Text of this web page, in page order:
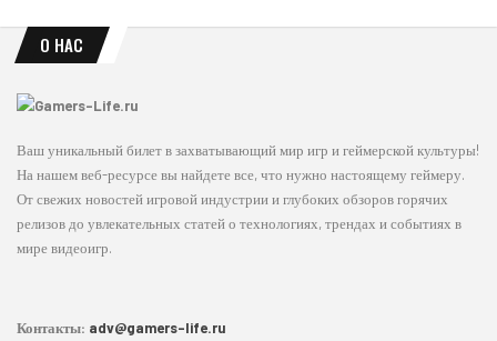
О НАС
Ваш уникальный билет в захватывающий мир игр и геймерской культуры!
На нашем веб-ресурсе вы найдете все, что нужно настоящему геймеру.
От свежих новостей игровой индустрии и глубоких обзоров горячих
релизов до увлекательных статей о технологиях, трендах и событиях в
мире видеоигр.
Контакты: adv@gamers-life.ru